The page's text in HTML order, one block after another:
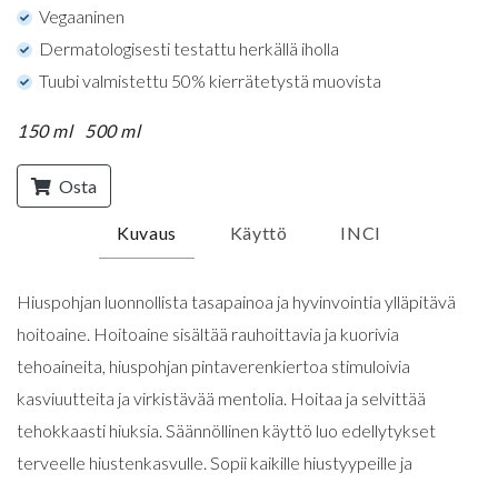
Vegaaninen
Dermatologisesti testattu herkällä iholla
Tuubi valmistettu 50% kierrätetystä muovista
150 ml 500 ml
Osta
Kuvaus Käyttö INCI
Hiuspohjan luonnollista tasapainoa ja hyvinvointia ylläpitävä
hoitoaine. Hoitoaine sisältää rauhoittavia ja kuorivia
tehoaineita, hiuspohjan pintaverenkiertoa stimuloivia
kasviuutteita ja virkistävää mentolia. Hoitaa ja selvittää
tehokkaasti hiuksia. Säännöllinen käyttö luo edellytykset
terveelle hiustenkasvulle. Sopii kaikille hiustyypeille ja